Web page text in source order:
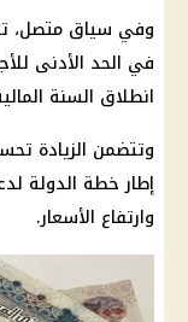
وفي سياق متصل،
في الحد الأدنى
انطلاق السنة
وتتضمن الزيادة
إطار خطة الدولة
وارتفاع الأسعار.